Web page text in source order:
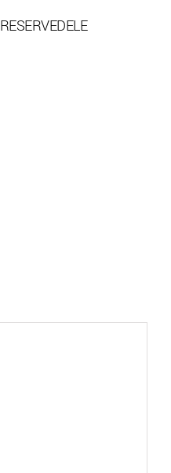
RESERVEDELE